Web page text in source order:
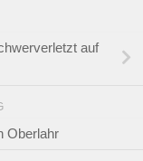
auf
Oberlahr